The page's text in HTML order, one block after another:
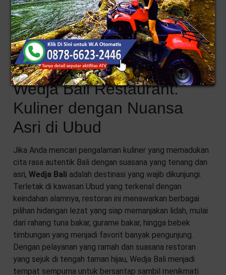
Wedja Bali Restaurant:
Kuliner dengan Nuansa
Asri di Ubud
Jika Anda mencari pengalaman kuliner yang memadukan
cita rasa autentik Bali dengan suasana yang tenang dan
asri, Wedja Bali adalah destinasi yang wajib dikunjungi.
Terletak di kawasan Ubud yang terkenal dengan
keindahan alamnya, restoran ini menawarkan berbagai
pilihan hidangan lezat yang siap memanjakan lidah, mulai
dari rahang tuna bakar, gurame bakar, hingga bebek
timbungan yang menjadi favorit banyak pengunjung.
Dengan pelayanan yang ramah dan suasana restoran
yang sejuk di tengah taman hijau, Wedja Bali menjadi
tempat sempurna untuk bersantap sambil menikmati